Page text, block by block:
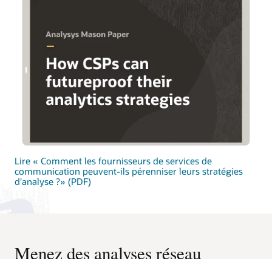
Lire « Comment les fournisseurs de services de
communication peuvent-ils pérenniser leurs stratégies
d'analyse ?» (PDF)
Menez des analyses réseau